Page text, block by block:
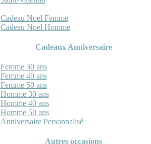
Cadeau Noel Femme
Cadeau Noel Homme
Cadeaux Anniversaire
Femme 30 ans
Femme 40 ans
Femme 50 ans
Homme 30 ans
Homme 40 ans
Homme 50 ans
Anniversaire Personnalisé
Autres occasions